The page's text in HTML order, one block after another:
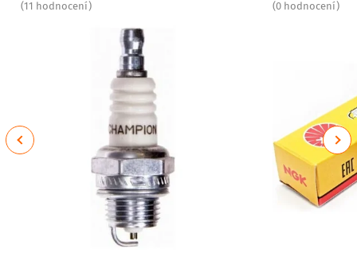
(11 hodnocení) (0 hodnocení)
Previous Next